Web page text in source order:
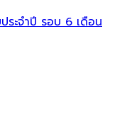
ระจำปี รอบ 6 เดือน